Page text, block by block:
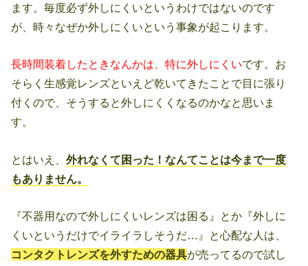
ます。毎度必ず外しにくいというわけではないのです
が、時々なぜか外しにくいという事象が起こります。
長時間装着したときなんかは、特に外しにくいです。お
そらく生感覚レンズといえど乾いてきたことで目に張り
付くので、そうすると外しにくくなるのかなと思いま
す。
とはいえ、外れなくて困った！なんてことは今まで一度
もありません。
『不器用なので外しにくいレンズは困る』とか『外しに
くいというだけでイライラしそうだ…』と心配な人は、
コンタクトレンズを外すための器具が売ってるので試し